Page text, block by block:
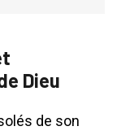
Dieu
de son